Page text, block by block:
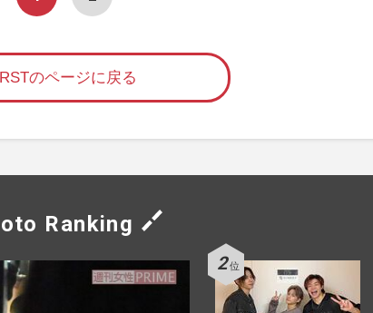
のページに戻る
Ranking